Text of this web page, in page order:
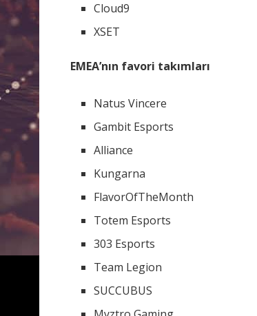
Cloud9
XSET
EMEA’nın favori takımları
Natus Vincere
Gambit Esports
Alliance
Kungarna
FlavorOfTheMonth
Totem Esports
303 Esports
Team Legion
SUCCUBUS